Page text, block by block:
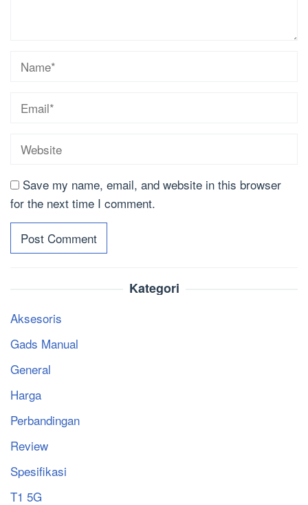
Save my name, email, and website in this browser
for the next time I comment.
Kategori
Aksesoris
Gads Manual
General
Harga
Perbandingan
Review
Spesifikasi
T1 5G